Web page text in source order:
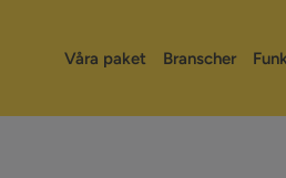
Våra paket Branscher